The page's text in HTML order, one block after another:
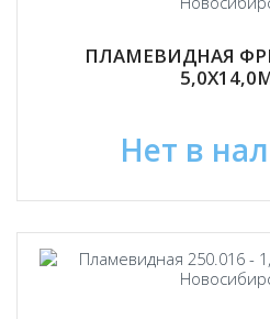
ПЛАМЕВИДНАЯ
Нет в